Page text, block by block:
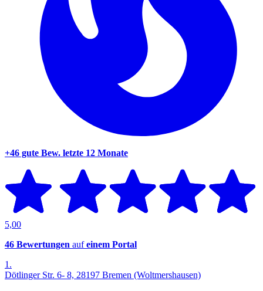
+46 gute Bew. letzte 12 Monate
5,00
46 Bewertungen aufeinem Portal
1.
Dötlinger Str. 6- 8, 28197 Bremen (Woltmershausen)